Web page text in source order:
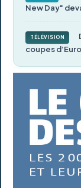
New Day"
TÉLÉVISION
coupes